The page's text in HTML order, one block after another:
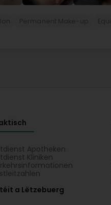
Apotheken
Kliniken
a Lëtzebuerg